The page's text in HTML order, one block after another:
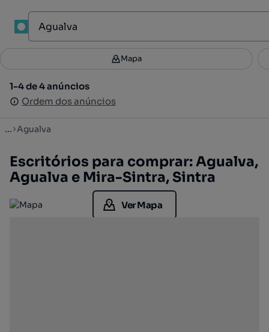
Filtros 3
1-4 de 4 anúncios
Ordem dos anúncios
Mapa
1-4 de 4 anúncios
Ordem dos anúncios
... Agualva
Escritórios para comprar: Agualva,
Agualva e Mira-Sintra, Sintra
Ver Mapa